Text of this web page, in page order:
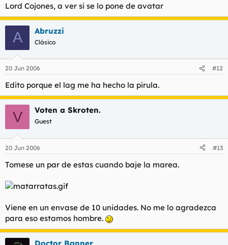
Lord Cojones, a ver si se lo pone de avatar
A Abruzzi
Clásico
20 Jun 2006 #12
Edito porque el lag me ha hecho la pirula.
V Voten a Skroten.
Guest
20 Jun 2006 #13
Tomese un par de estas cuando baje la marea.
Viene en un envase de 10 unidades. No me lo agradezca
para eso estamos hombre.
Doctor Banner